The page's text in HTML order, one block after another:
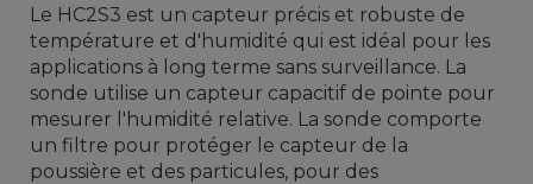
Le HC2S3 est un capteur précis et robuste de
température et d'humidité qui est idéal pour les
applications à long terme sans surveillance. La
sonde utilise un capteur capacitif de pointe pour
mesurer l'humidité relative. La sonde comporte
un filtre pour protéger le capteur de la
poussière et des particules, pour des